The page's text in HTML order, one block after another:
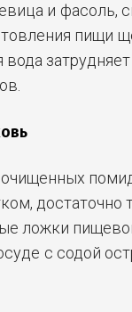
и фасоль,
пищи
достаточно
ложки
с содой